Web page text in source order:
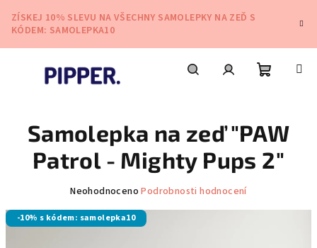
obsah
ZÍSKEJ 10% SLEVU NA VŠECHNY SAMOLEPKY NA ZEĎ S
KÓDEM: SAMOLEPKA10
košík
Samolepka na zeď "PAW
Patrol - Mighty Pups 2"
Průměrné
produktu
Neohodnoceno Podrobnosti hodnocení
-10% s kódem: samolepka10